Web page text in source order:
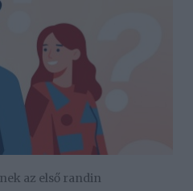
az első randin